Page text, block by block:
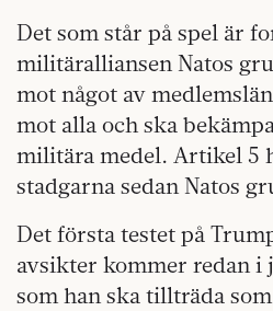
Det som står på spel är
militäralliansen Natos
mot något av
mot alla och ska
militära medel. Artikel 5
stadgarna sedan Natos
Det första testet på
avsikter kommer redan
som han ska tillträda